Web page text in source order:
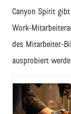
Canyon Spirit
Work-
des Mitarbeiter-
ausprobiert